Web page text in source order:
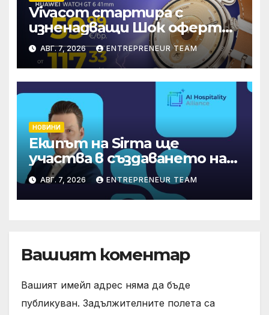
Vivacom стартира с
изненадващи Шок оферти
през август онлайн
АВГ. 7, 2026 ENTREPRENEUR TEAM
НОВИНИ
Екипът на Sirma ще
участва в създаването на
международните
стандарти за навлизане на
изкуствен интелект в
АВГ. 7, 2026 ENTREPRENEUR TEAM
Вашият коментар
Вашият имейл адрес няма да бъде
публикуван. Задължителните полета са